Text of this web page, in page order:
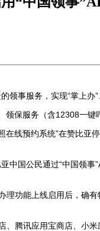
事服务，实现“掌上办”
保服务（含12308一
在线预约系统”在赞比亚
国公民通过“中国领事
功能上线启用后，确
腾讯应用宝商店、小米